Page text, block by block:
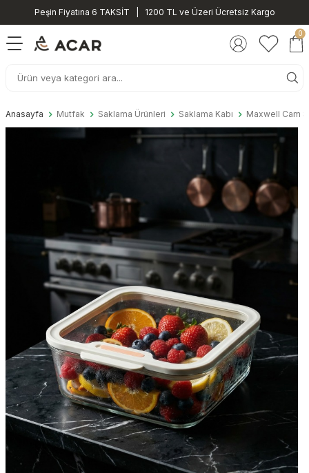
Peşin Fiyatına 6 TAKSİT | 1200 TL ve Üzeri Ücretsiz Kargo
0
Anasayfa Mutfak Saklama Ürünleri Saklama Kabı Maxwell Cam